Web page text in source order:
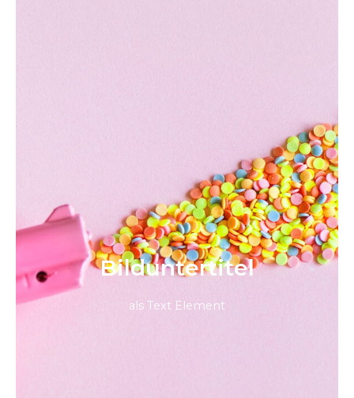
Bild­unter­titel
als Text Element